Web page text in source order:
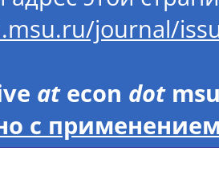
journal/
atecon dot
с